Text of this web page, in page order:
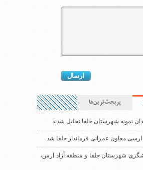
پربحث‌ترین‌ها
نمونه شهرستان جلفا تجلیل شدند
معاون عمرانی فرماندار جلفا شد
شهرستان جلفا و منطقه آزاد ارس،